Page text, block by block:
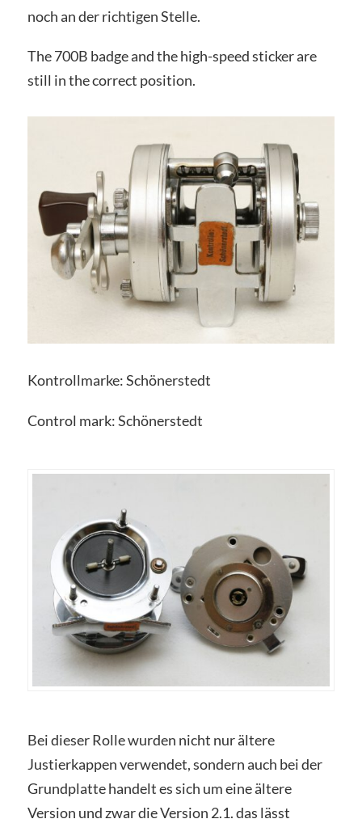
noch an der richtigen Stelle.
The 700B badge and the high-speed sticker are
still in the correct position.
Kontrollmarke: Schönerstedt
Control mark: Schönerstedt
Bei dieser Rolle wurden nicht nur ältere
Justierkappen verwendet, sondern auch bei der
Grundplatte handelt es sich um eine ältere
Version und zwar die Version 2.1. das lässt